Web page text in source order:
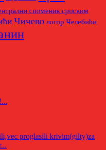
споменик српским
Чичево логор Челебићи
proglasili krivim(gilty)za